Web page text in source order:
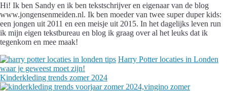
Hi! Ik ben Sandy en ik ben tekstschrijver en eigenaar van de blog
www.jongensenmeiden.nl. Ik ben moeder van twee super duper kids:
een jongen uit 2011 en een meisje uit 2015. In het dagelijks leven run
ik mijn eigen tekstbureau en blog ik graag over al het leuks dat ik
tegenkom en mee maak!
Harry Potter locaties in Londen
waar je geweest moet zijn!
Kinderkleding trends zomer 2024